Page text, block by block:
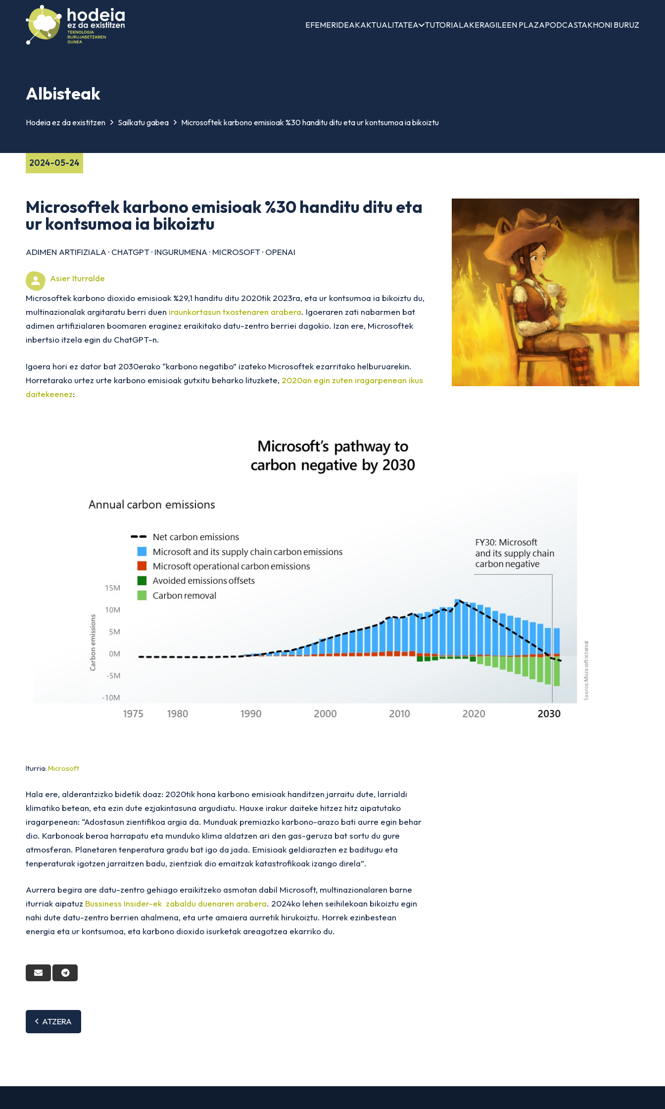
EFEMERIDEAKAKTUALITATEA TUTORIALAKERAGILEEN PLAZAPODCASTAKHONI BURUZ
Albisteak
Hodeia ez da existitzen Sailkatu gabea Microsoftek karbono emisioak %30 handitu ditu eta ur kontsumoa ia bikoiztu
2024-05-24
Microsoftek karbono emisioak %30 handitu ditu eta
ur kontsumoa ia bikoiztu
ADIMEN ARTIFIZIALA · CHATGPT· INGURUMENA · MICROSOFT· OPENAI
Asier Iturralde
Microsoftek karbono dioxido emisioak %29,1 handitu ditu 2020tik 2023ra, eta ur kontsumoa ia bikoiztu du,
multinazionalak argitaratu berri duen iraunkortasun txostenaren arabera. Igoeraren zati nabarmen bat
adimen artifizialaren boomaren eraginez eraikitako datu-zentro berriei dagokio. Izan ere, Microsoftek
inbertsio itzela egin du ChatGPT-n.
Igoera hori ez dator bat 2030erako “karbono negatibo” izateko Microsoftek ezarritako helburuarekin.
Horretarako urtez urte karbono emisioak gutxitu beharko lituzkete, 2020an egin zuten iragarpenean ikus
daitekeenez:
Iturria: Microsoft
Hala ere, alderantzizko bidetik doaz: 2020tik hona karbono emisioak handitzen jarraitu dute, larrialdi
klimatiko betean, eta ezin dute ezjakintasuna argudiatu. Hauxe irakur daiteke hitzez hitz aipatutako
iragarpenean: “Adostasun zientifikoa argia da. Munduak premiazko karbono-arazo bati aurre egin behar
dio. Karbonoak beroa harrapatu eta munduko klima aldatzen ari den gas-geruza bat sortu du gure
atmosferan. Planetaren tenperatura gradu bat igo da jada. Emisioak geldiarazten ez baditugu eta
tenperaturak igotzen jarraitzen badu, zientziak dio emaitzak katastrofikoak izango direla”.
Aurrera begira are datu-zentro gehiago eraikitzeko asmotan dabil Microsoft, multinazionalaren barne
iturriak aipatuz Bussiness Insider-ek zabaldu duenaren arabera. 2024ko lehen seihilekoan bikoiztu egin
nahi dute datu-zentro berrien ahalmena, eta urte amaiera aurretik hirukoiztu. Horrek ezinbestean
energia eta ur kontsumoa, eta karbono dioxido isurketak areagotzea ekarriko du.
ATZERA